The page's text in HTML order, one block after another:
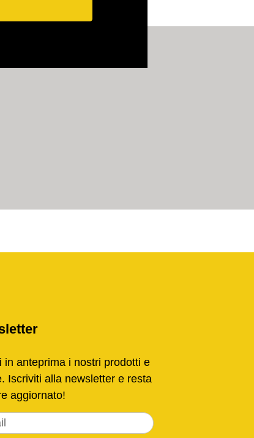
in anteprima i nostri prodotti e
Iscriviti alla newsletter e resta
aggiornato!